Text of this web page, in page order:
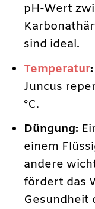
pH-Wert
sind ideal.
Temperatur:
Juncus
°C.
Düngung:
einem
andere
fördert das
Gesundheit